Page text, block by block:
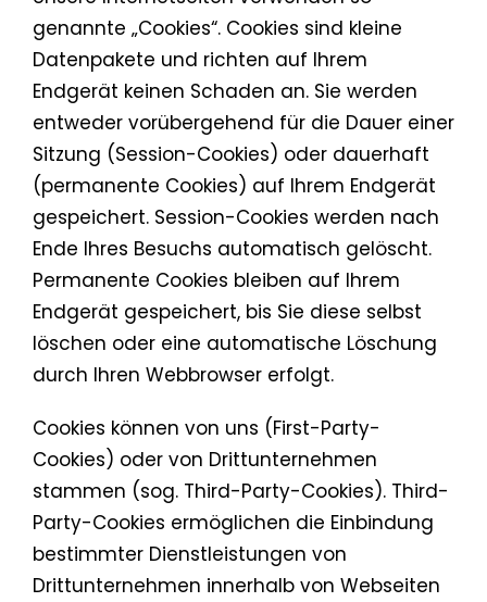
genannte „Cookies“. Cookies sind kleine
Datenpakete und richten auf Ihrem
Endgerät keinen Schaden an. Sie werden
entweder vorübergehend für die Dauer einer
Sitzung (Session-Cookies) oder dauerhaft
(permanente Cookies) auf Ihrem Endgerät
gespeichert. Session-Cookies werden nach
Ende Ihres Besuchs automatisch gelöscht.
Permanente Cookies bleiben auf Ihrem
Endgerät gespeichert, bis Sie diese selbst
löschen oder eine automatische Löschung
durch Ihren Webbrowser erfolgt.
Cookies können von uns (First-Party-
Cookies) oder von Drittunternehmen
stammen (sog. Third-Party-Cookies). Third-
Party-Cookies ermöglichen die Einbindung
bestimmter Dienstleistungen von
Drittunternehmen innerhalb von Webseiten